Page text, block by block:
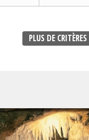
PLUS DE CRITÈRES